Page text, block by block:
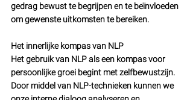
gedrag bewust te begrijpen en te beïnvloeden
om gewenste uitkomsten te bereiken.
Het innerlijke kompas van NLP
Het gebruik van NLP als een kompas voor
persoonlijke groei begint met zelfbewustzijn.
Door middel van NLP-technieken kunnen we